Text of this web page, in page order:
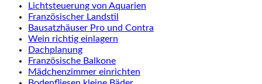
Lichtsteuerung von Aquarien
Französischer Landstil
Bausatzhäuser Pro und Contra
Wein richtig einlagern
Dachplanung
Französische Balkone
Mädchenzimmer einrichten